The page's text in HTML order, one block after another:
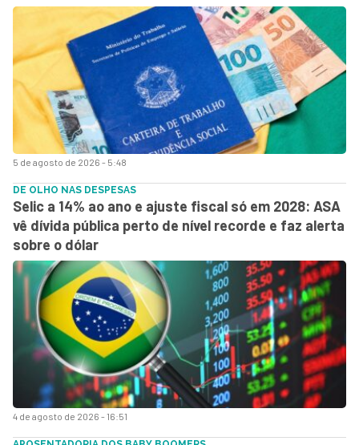
5 de agosto de 2026 - 5:48
4 de agosto de 2026 - 16:51
DE OLHO NAS DESPESAS
Selic a 14% ao ano e ajuste fiscal só em 2028: ASA
vê dívida pública perto de nível recorde e faz alerta
sobre o dólar